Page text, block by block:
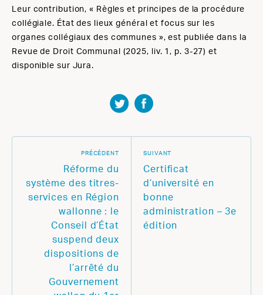
Leur contribution, « Règles et principes de la procédure
collégiale. État des lieux général et focus sur les
organes collégiaux des communes », est publiée dans la
Revue de Droit Communal (2025, liv. 1, p. 3-27) et
disponible sur Jura.
PRÉCÉDENT
Réforme du
système des titres-
services en Région
wallonne : le
Conseil d’État
suspend deux
dispositions de
l’arrêté du
Gouvernement
SUIVANT
Certificat
d’université en
bonne
administration – 3e
édition